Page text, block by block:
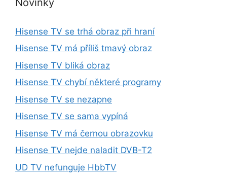
Novinky
Hisense TV se trhá obraz při hraní
Hisense TV má příliš tmavý obraz
Hisense TV bliká obraz
Hisense TV chybí některé programy
Hisense TV se nezapne
Hisense TV se sama vypíná
Hisense TV má černou obrazovku
Hisense TV nejde naladit DVB-T2
UD TV nefunguje HbbTV